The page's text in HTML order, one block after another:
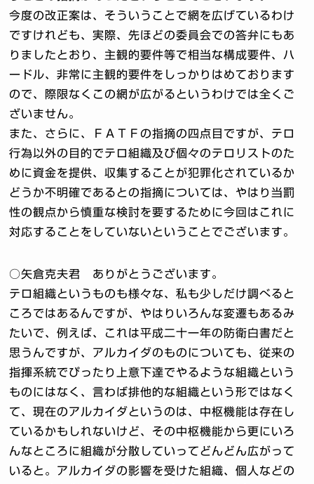
今度の改正案は、そういうことで網を広げているわけ
ですけれども、実際、先ほどの委員会での答弁にもあ
りましたとおり、主観的要件等で相当な構成要件、ハ
ードル、非常に主観的要件をしっかりはめております
ので、際限なくこの網が広がるというわけでは全くご
ざいません。
また、さらに、ＦＡＴＦの指摘の四点目ですが、テロ
行為以外の目的でテロ組織及び個々のテロリストのた
めに資金を提供、収集することが犯罪化されているか
どうか不明確であるとの指摘については、やはり当罰
性の観点から慎重な検討を要するために今回はこれに
対応することをしていないということでございます。
○矢倉克夫君 ありがとうございます。
テロ組織というものも様々な、私も少しだけ調べると
ころではあるんですが、やはりいろんな変遷もあるみ
たいで、例えば、これは平成二十一年の防衛白書だと
思うんですが、アルカイダのものについても、従来の
指揮系統でぴったり上意下達でやるような組織という
ものにはなく、言わば排他的な組織という形ではなく
て、現在のアルカイダというのは、中枢機能は存在し
ているかもしれないけど、その中枢機能から更にいろ
んなところに組織が分散していってどんどん広がって
いると。アルカイダの影響を受けた組織、個人などの